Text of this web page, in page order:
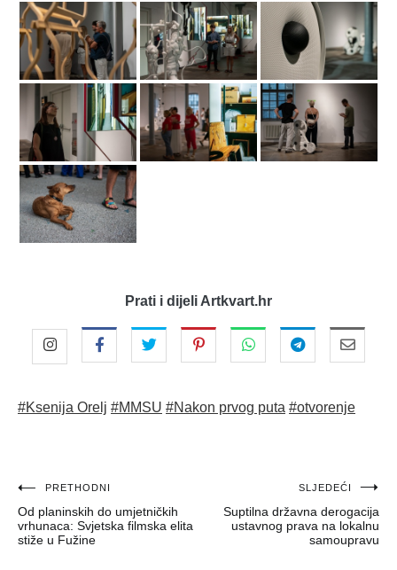
Prati i dijeli Artkvart.hr
#Ksenija Orelj #MMSU #Nakon prvog puta #otvorenje
Navigacija
objava
PRETHODNI
Od planinskih do umjetničkih
vrhunaca: Svjetska filmska elita
stiže u Fužine
SLJEDEĆI
Suptilna državna derogacija
ustavnog prava na lokalnu
samoupravu